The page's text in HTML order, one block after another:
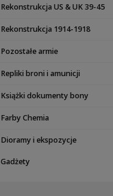
Rekonstrukcja US & UK 39-45
Rekonstrukcja 1914-1918
Pozostałe armie
Repliki broni i amunicji
Książki dokumenty bony
Farby Chemia
Dioramy i ekspozycje
Gadżety